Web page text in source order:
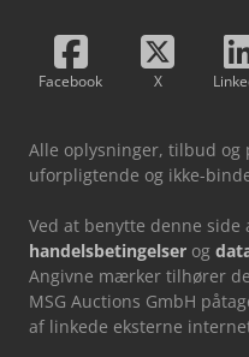
Facebook X
Alle oplysninger, tilbud og
uforpligtende og ikke-
Ved at benytte denne side
handelsbetingelser og
Angivne mærker tilhører
MSG Auctions GmbH
af linkede eksterne